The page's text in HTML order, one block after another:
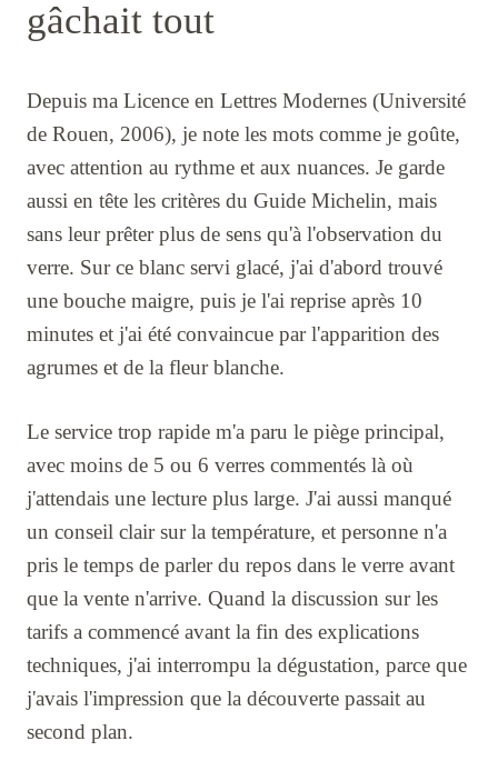
gâchait tout
Depuis ma Licence en Lettres Modernes (Université
de Rouen, 2006), je note les mots comme je goûte,
avec attention au rythme et aux nuances. Je garde
aussi en tête les critères du Guide Michelin, mais
sans leur prêter plus de sens qu'à l'observation du
verre. Sur ce blanc servi glacé, j'ai d'abord trouvé
une bouche maigre, puis je l'ai reprise après 10
minutes et j'ai été convaincue par l'apparition des
agrumes et de la fleur blanche.
Le service trop rapide m'a paru le piège principal,
avec moins de 5 ou 6 verres commentés là où
j'attendais une lecture plus large. J'ai aussi manqué
un conseil clair sur la température, et personne n'a
pris le temps de parler du repos dans le verre avant
que la vente n'arrive. Quand la discussion sur les
tarifs a commencé avant la fin des explications
techniques, j'ai interrompu la dégustation, parce que
j'avais l'impression que la découverte passait au
second plan.